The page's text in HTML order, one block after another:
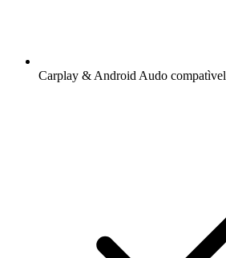
Carplay & Android Audo compatìvel